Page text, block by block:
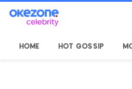
HOME HOT GOSSIP